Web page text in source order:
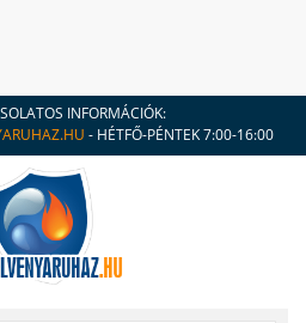
INFORMÁCIÓK:
- HÉTFŐ-PÉNTEK 7:00-16:00